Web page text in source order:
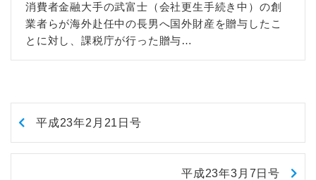
消費者金融大手の武富士（会社更生手続き中）の創
業者らが海外赴任中の長男へ国外財産を贈与したこ
とに対し、課税庁が行った贈与…
平成23年2月21日号
平成23年3月7日号